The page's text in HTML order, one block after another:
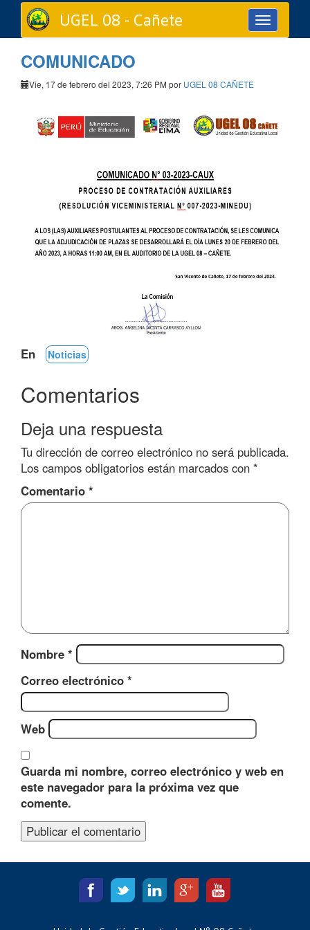
Toggle
navigation
UGEL 08 - Cañete
COMUNICADO
Vie, 17 de febrero del 2023, 7:26 PM por UGEL 08 CAÑETE
En Noticias
Comentarios
Deja una respuesta
Tu dirección de correo electrónico no será publicada.
Los campos obligatorios están marcados con *
Comentario *
Nombre *
Correo electrónico *
Web
Guarda mi nombre, correo electrónico y web en
este navegador para la próxima vez que
comente.